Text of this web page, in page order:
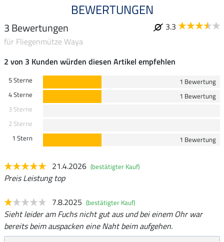
BEWERTUNGEN
3 Bewertungen
3.3
für Fliegenmütze Waya
2 von 3 Kunden würden diesen Artikel empfehlen
5 Sterne
1 Bewertung
4 Sterne
1 Bewertung
3 Sterne
2 Sterne
1 Stern
1 Bewertung
21.4.2026 (bestätigter Kauf)
Preis Leistung top
7.8.2025 (bestätigter Kauf)
Sieht leider am Fuchs nicht gut aus und bei einem Ohr war
bereits beim auspacken eine Naht beim aufgehen.